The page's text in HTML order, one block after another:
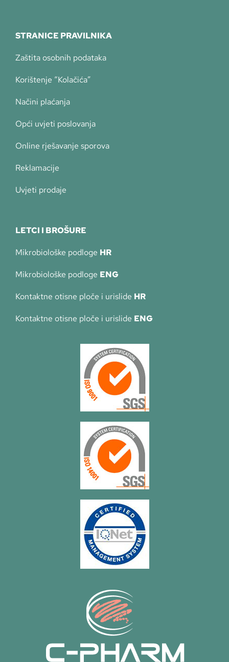
STRANICE PRAVILNIKA
Zaštita osobnih podataka
Korištenje “Kolačića”
Načini plaćanja
Opći uvjeti poslovanja
Online rješavanje sporova
Reklamacije
Uvjeti prodaje
LETCI I BROŠURE
Mikrobiološke podloge HR
Mikrobiološke podloge ENG
Kontaktne otisne ploče i urislide HR
Kontaktne otisne ploče i urislide ENG